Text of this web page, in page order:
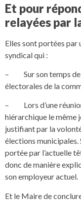
Et pour
relayées par
Elles sont portées par
syndical qui :
– Sur son temps de
électorales de la
– Lors d’une
hiérarchique le même
justifiant par la
élections municipales.
portée par l’actuelle
donc de manière
son employeur actuel.
Et le Maire de